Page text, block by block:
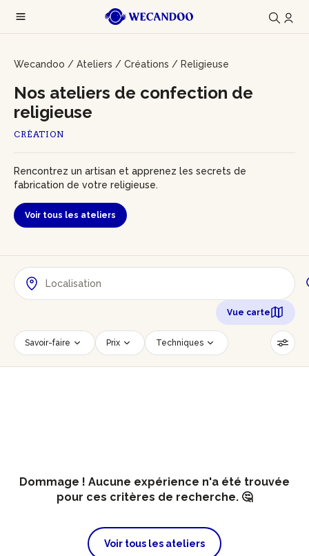
Wecandoo / Ateliers / Créations / Religieuse
CRÉATION
Nos ateliers de confection de
religieuse
Rencontrez un artisan et apprenez les secrets de
fabrication de votre religieuse.
Voir tous les ateliers
Vue carte
Savoir-faire Prix Techniques
Date Créneau horaire
Dommage ! Aucune expérience n'a été trouvée
pour ces critères de recherche. 🤔
Voir tous les ateliers